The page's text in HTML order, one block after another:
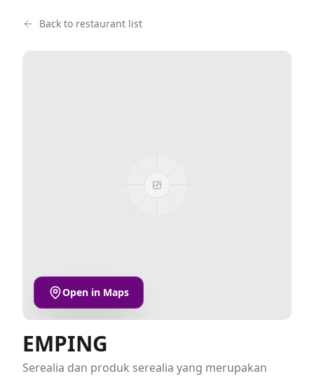
Back to restaurant list
Open in Maps
EMPING
Serealia dan produk serealia yang merupakan